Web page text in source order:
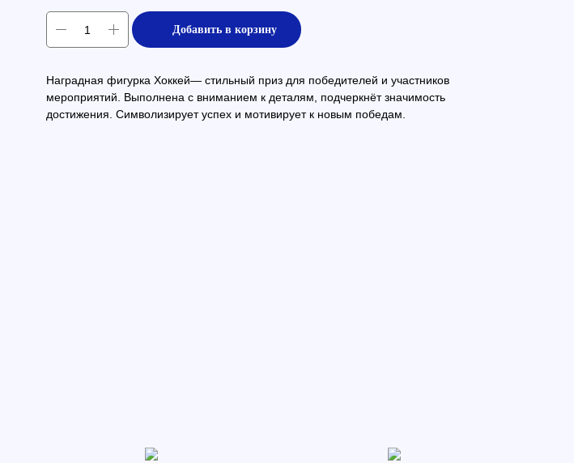
Добавить в корзину
Наградная фигурка Хоккей— стильный приз для победителей и участников
мероприятий. Выполнена с вниманием к деталям, подчеркнёт значимость
достижения. Символизирует успех и мотивирует к новым победам.